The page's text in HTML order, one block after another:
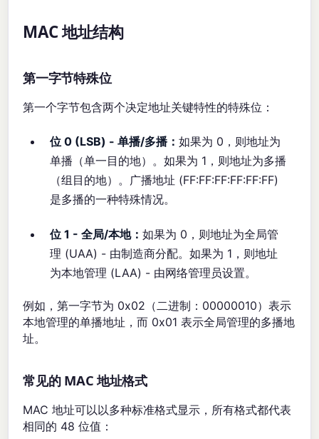
MAC 地址结构
第一字节特殊位
第一个字节包含两个决定地址关键特性的特殊位：
位 0 (LSB) - 单播/多播：如果为 0，则地址为
单播（单一目的地）。如果为 1，则地址为多播
（组目的地）。广播地址 (FF:FF:FF:FF:FF:FF)
是多播的一种特殊情况。
位 1 - 全局/本地：如果为 0，则地址为全局管
理 (UAA) - 由制造商分配。如果为 1，则地址
为本地管理 (LAA) - 由网络管理员设置。
例如，第一字节为 0x02（二进制：00000010）表示
本地管理的单播地址，而 0x01 表示全局管理的多播地
址。
常见的 MAC 地址格式
MAC 地址可以以多种标准格式显示，所有格式都代表
相同的 48 位值：